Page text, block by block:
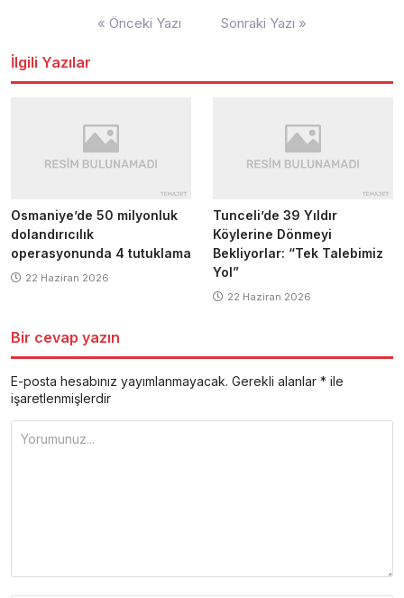
« Önceki Yazı Sonraki Yazı »
İlgili Yazılar
Osmaniye’de 50 milyonluk
dolandırıcılık
operasyonunda 4 tutuklama
22 Haziran 2026
Tunceli’de 39 Yıldır
Köylerine Dönmeyi
Bekliyorlar: “Tek Talebimiz
Yol”
22 Haziran 2026
Bir cevap yazın
E-posta hesabınız yayımlanmayacak. Gerekli alanlar * ile
işaretlenmişlerdir